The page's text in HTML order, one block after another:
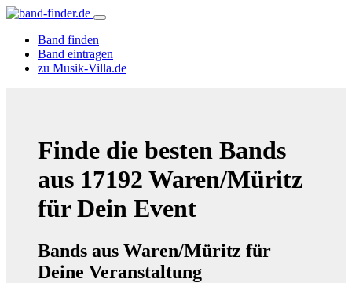
Band finden
Band eintragen
zu Musik-Villa.de
Finde die besten Bands
aus 17192 Waren/Müritz
für Dein Event
Bands aus Waren/Müritz für
Deine Veranstaltung